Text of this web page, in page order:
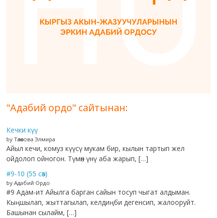
"Адабий ордо" сайтынан:
Кечки күү
by Төлөкова Элмира
Айыл кечи, комуз күүсү мукам бир, кылын тартып жел
ойдолоп ойногон. Түмөн үнү аба жарып, […]
#9-10 (55 сөз)
by Адабий Ордо
#9 Адам-ит Айылга барган сайын тосуп чыгат алдыман.
Кыңшылап, жыттагылап, келдиңби дегенсип, жалооруйт.
Башынан сылайм, […]